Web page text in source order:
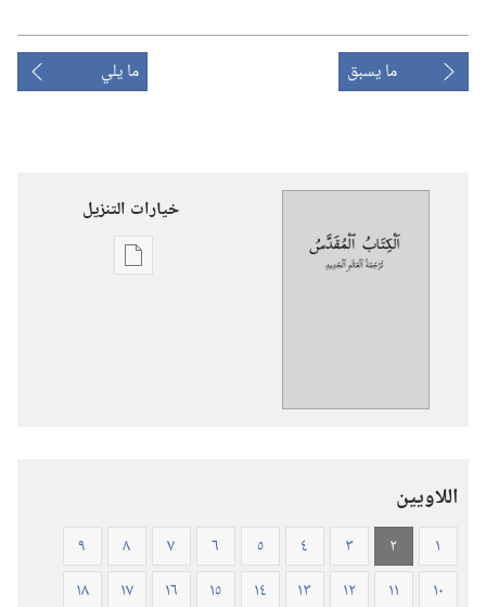
ما يسبق ما يلي
خيارات التنزيل
خيارات
(ورقي
الغلاف)
اللاويين
١ ٢ ٣ ٤ ٥ ٦ ٧ ٨
٩
١٠
١١ ١٢ ١٣ ١٤ ١٥ ١٦ ١٧
١٨